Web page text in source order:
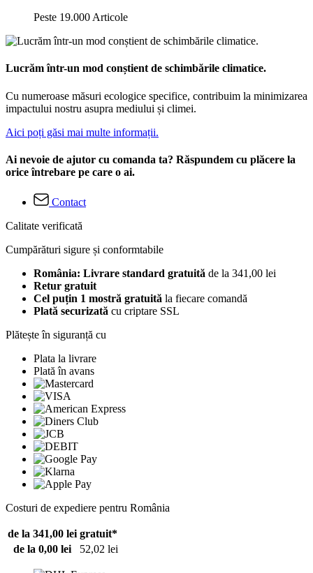
Peste 19.000 Articole
Lucrăm într-un mod conștient de schimbările climatice.
Cu numeroase măsuri ecologice specifice, contribuim la minimizarea
impactului nostru asupra mediului și climei.
Aici poți găsi mai multe informații.
Ai nevoie de ajutor cu comanda ta? Răspundem cu plăcere la
orice întrebare pe care o ai.
Contact
Calitate verificată
Cumpărături sigure și conformtabile
România: Livrare standard gratuită de la 341,00 lei
Retur gratuit
Cel puțin 1 mostră gratuită la fiecare comandă
Plată securizată cu criptare SSL
Plătește în siguranță cu
Plata la livrare
Plată în avans
Costuri de expediere pentru România
de la 341,00 lei gratuit*
de la 0,00 lei
52,02 lei